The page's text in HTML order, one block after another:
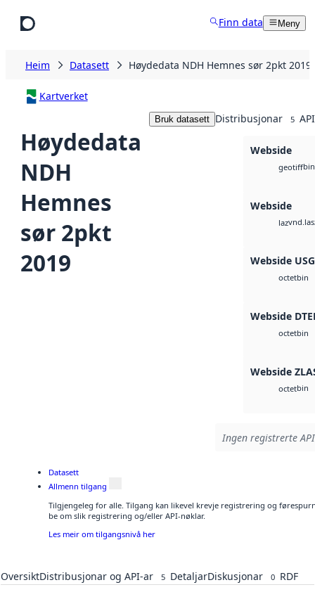
Finn data Meny
Heim Datasett Høydedata NDH Hemnes sør 2pkt 2019
Kartverket
Høydedata
NDH
Hemnes
sør 2pkt
2019
Bruk datasett Distribusjonar 5
Webside
geotiffbin
Webside
laz
Webside
octetbin
Webside
octetbin
Webside
octetbin
Ingen registrerte
Datasett
Allmenn tilgang
Tilgjengeleg for alle. Tilgang kan likevel krevje registrering og
be om slik registrering og/eller API-nøklar.
Les meir om tilgangsnivå her
OversiktDistribusjonar og API-ar 5 DetaljarDiskusjonar 0 RDF